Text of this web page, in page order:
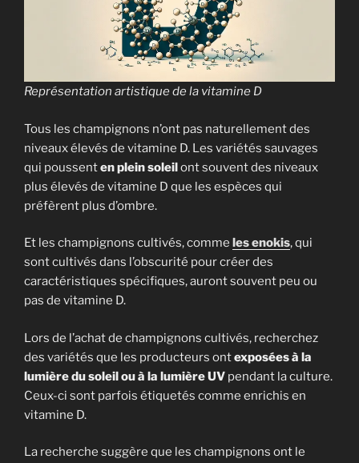
Représentation artistique de la vitamine D
Tous les champignons n’ont pas naturellement des
niveaux élevés de vitamine D. Les variétés sauvages
qui poussenten plein soleilont souvent des niveaux
plus élevés de vitamine D que les espèces qui
préfèrent plus d’ombre.
Et les champignons cultivés, comme les enokis, qui
sont cultivés dans l’obscurité pour créer des
caractéristiques spécifiques, auront souvent peu ou
pas de vitamine D.
Lors de l’achat de champignons cultivés, recherchez
des variétés que les producteurs ontexposées à la
lumière du soleil ou à la lumière UV pendant la culture.
Ceux-ci sont parfois étiquetés comme enrichis en
vitamine D.
La recherche suggère que les champignons ont le